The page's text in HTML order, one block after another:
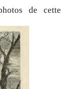
de cette